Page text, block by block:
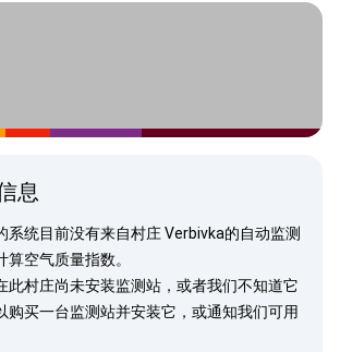
息
系统目前没有来自村庄 Verbivka的自动监测
空气质量指数。
此村庄尚未安装监测站，或者我们不知道它
购买一台监测站并安装它，或通知我们可用